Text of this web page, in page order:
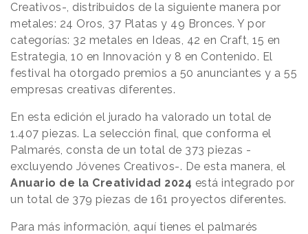
Creativos-, distribuidos de la siguiente manera por
metales: 24 Oros, 37 Platas y 49 Bronces. Y por
categorías: 32 metales en Ideas, 42 en Craft, 15 en
Estrategia, 10 en Innovación y 8 en Contenido. El
festival ha otorgado premios a 50 anunciantes y a 55
empresas creativas diferentes.
En esta edición el jurado ha valorado un total de
1.407 piezas. La selección final, que conforma el
Palmarés, consta de un total de 373 piezas -
excluyendo Jóvenes Creativos-. De esta manera, el
Anuario de la Creatividad 2024 está integrado por
un total de 379 piezas de 161 proyectos diferentes.
Para más información, aquí tienes el palmarés